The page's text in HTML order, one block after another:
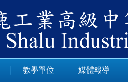
教學單位 媒體報導